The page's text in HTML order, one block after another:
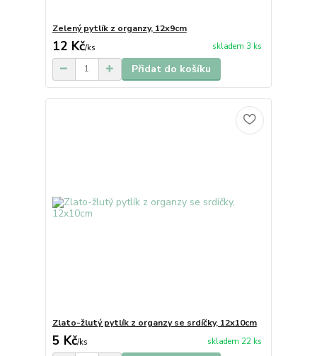
Zelený pytlík z organzy, 12x9cm
12 Kč/ks skladem 3 ks
Přidat do košíku
Zlato-žlutý pytlík z organzy se srdíčky, 12x10cm
5 Kč/ks skladem 22 ks